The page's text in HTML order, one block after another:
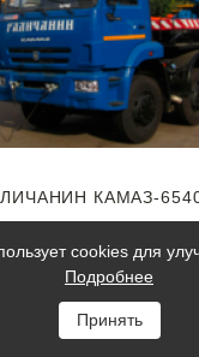
КАМАЗ-
cookies для
Подробнее
Принять